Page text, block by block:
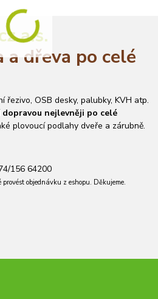
a.s.
a dřeva po celé
řezivo, OSB desky, palubky, KVH atp.
nejlevněji po celé
plovoucí podlahy dveře a zárubně.
156 64200
objednávku z eshopu. Děkujeme.